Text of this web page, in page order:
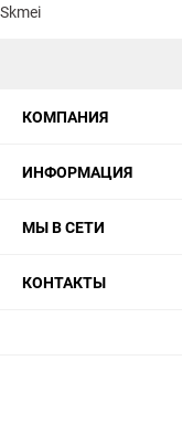
Skmei
КОМПАНИЯ
ИНФОРМАЦИЯ
МЫ В СЕТИ
КОНТАКТЫ